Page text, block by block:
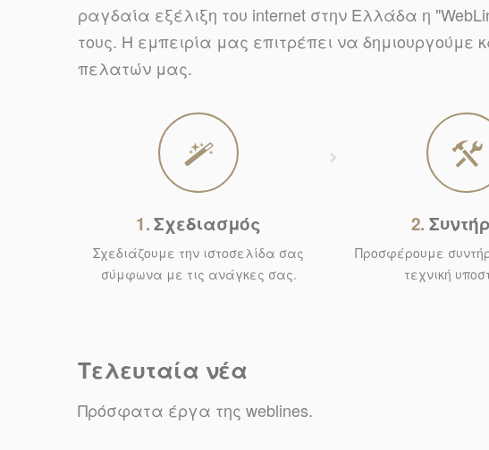
ραγδαία εξέλιξη του internet στην Ελλάδα η
τους. Η εμπειρία μας επιτρέπει να
πελατών μας.
1.Σχεδιασμός
Σχεδιάζουμε την ιστοσελίδα σας
σύμφωνα με τις ανάγκες σας.
2.
Προσφέρουμε
τεχνική
Τελευταία νέα
Πρόσφατα έργα της weblines.